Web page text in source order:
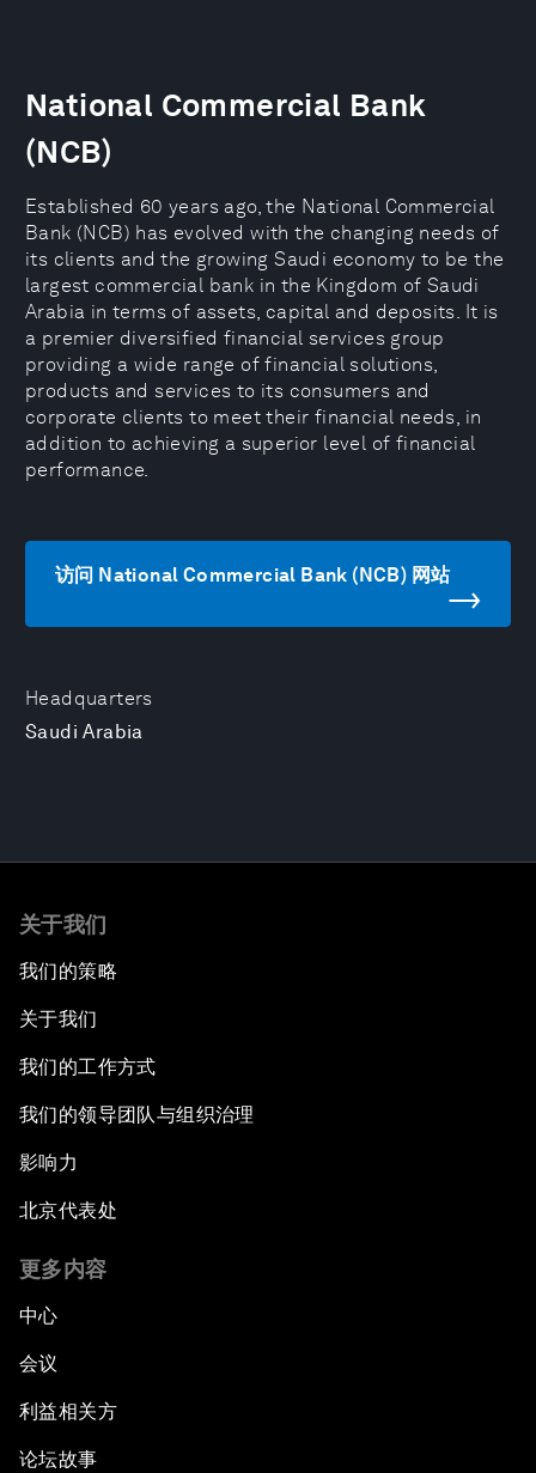
Headquarters
Saudi Arabia
National Commercial Bank
(NCB)
Established 60 years ago, the National Commercial
Bank (NCB) has evolved with the changing needs of
its clients and the growing Saudi economy to be the
largest commercial bank in the Kingdom of Saudi
Arabia in terms of assets, capital and deposits. It is
a premier diversified financial services group
providing a wide range of financial solutions,
products and services to its consumers and
corporate clients to meet their financial needs, in
addition to achieving a superior level of financial
performance.
访问 National Commercial Bank (NCB) 网站
关于我们
我们的策略
关于我们
我们的工作方式
我们的领导团队与组织治理
影响力
北京代表处
更多内容
中心
会议
利益相关方
论坛故事